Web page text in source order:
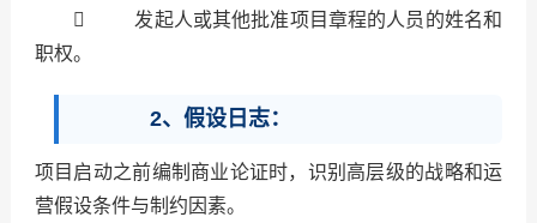
 发起人或其他批准项目章程的人员的姓名和
职权。
2、假设日志：
项目启动之前编制商业论证时，识别高层级的战略和运
营假设条件与制约因素。